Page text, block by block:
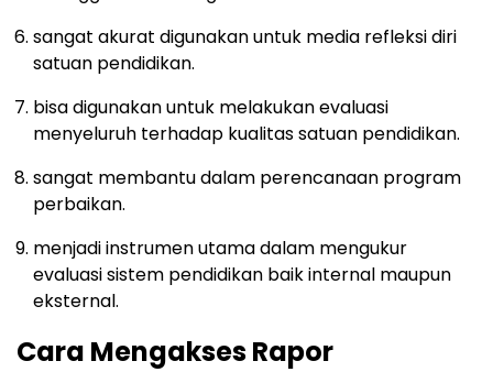
sangat akurat digunakan untuk media refleksi diri
satuan pendidikan.
bisa digunakan untuk melakukan evaluasi
menyeluruh terhadap kualitas satuan pendidikan.
sangat membantu dalam perencanaan program
perbaikan.
menjadi instrumen utama dalam mengukur
evaluasi sistem pendidikan baik internal maupun
eksternal.
Cara Mengakses Rapor